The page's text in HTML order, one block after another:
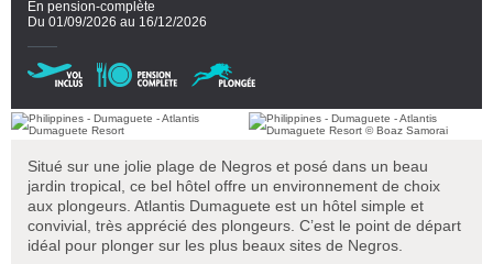
En pension-complète
Du 01/09/2026 au 16/12/2026
Situé sur une jolie plage de Negros et posé dans un beau
jardin tropical, ce bel hôtel offre un environnement de choix
aux plongeurs. Atlantis Dumaguete est un hôtel simple et
convivial, très apprécié des plongeurs. C’est le point de départ
idéal pour plonger sur les plus beaux sites de Negros.